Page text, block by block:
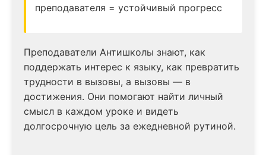
преподавателя = устойчивый прогресс
Преподаватели Антишколы знают, как
поддержать интерес к языку, как превратить
трудности в вызовы, а вызовы — в
достижения. Они помогают найти личный
смысл в каждом уроке и видеть
долгосрочную цель за ежедневной рутиной.